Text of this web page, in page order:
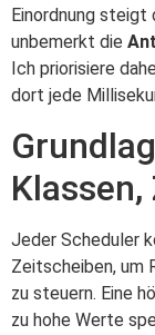
Einordnung steigt
unbemerkt die
Ich priorisiere
dort jede
Jeder Scheduler
Zeitscheiben, um
zu steuern. Eine
zu hohe Werte